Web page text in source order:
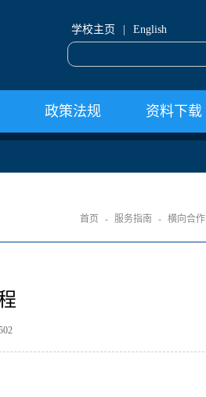
学校主页 English
政策法规 资料下载
首页 - 服务指南 - 横向合作